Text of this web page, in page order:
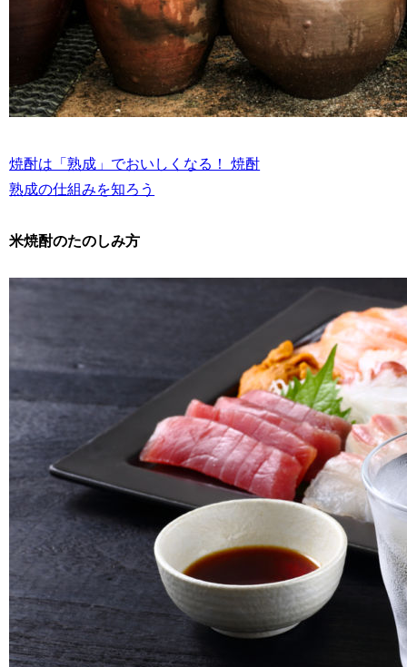
焼酎は「熟成」でおいしくなる！ 焼酎
熟成の仕組みを知ろう
米焼酎のたのしみ方